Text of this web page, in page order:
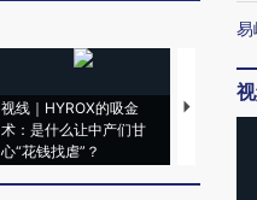
视线｜HYROX的吸金
术：是什么让中产们甘
心“花钱找虐”？
马航飞行
粒摇头丸
易